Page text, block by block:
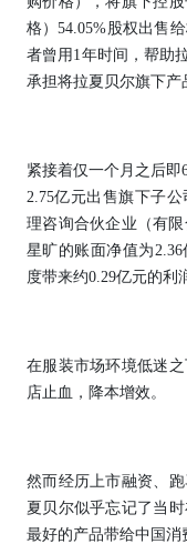
格）54.05%股权出售
者曾用1年时间，帮助
承担将拉夏贝尔旗下产
紧接着仅一个月之后即
2.75亿元出售旗下子
理咨询合伙企业（有
星旷的账面净值为
度带来约0.29亿元的利
在服装市场环境低迷
店止血，降本增效。
然而经历上市融资、
夏贝尔似乎忘记了当
最好的产品带给中国消